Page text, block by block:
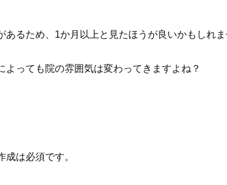
るため、1か月以上と見たほうが良いかもしれま
っても院の雰囲気は変わってきますよね？
は必須です。